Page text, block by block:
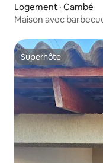
Logement · Cambé
Maison avec
Superhôte
Superhôte